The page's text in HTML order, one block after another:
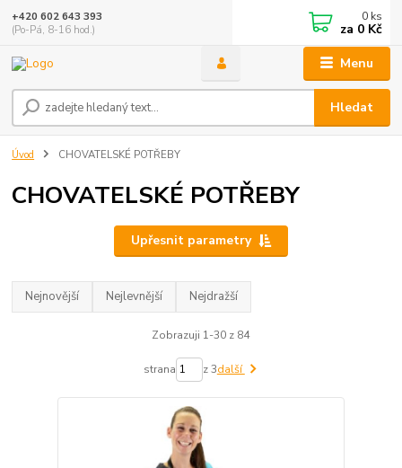
Menu
Hledat
+420 602 643 393
(Po-Pá, 8-16 hod.)
0 ks
za 0 Kč
Úvod CHOVATELSKÉ POTŘEBY
CHOVATELSKÉ POTŘEBY
Upřesnit parametry
Nejnovější Nejlevnější Nejdražší
Zobrazuji 1-30 z 84
strana z 3další